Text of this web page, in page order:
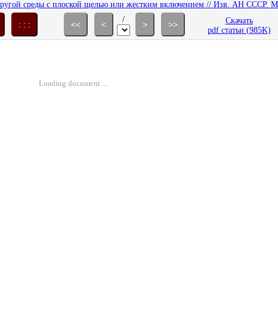
среды с плоской щелью или жестким включением // Изв. АН СССР.
: : : << <
/
> >>
Скачать
pdf статьи (985K)
Loading document ...